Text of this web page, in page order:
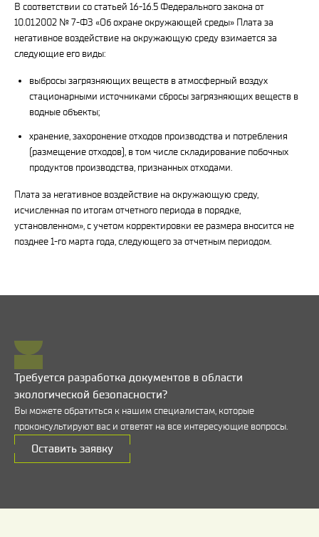
В соответствии со статьей 16-16.5 Федерального закона от
10.01.2002 № 7-ФЗ «Об охране окружающей среды» Плата за
негативное воздействие на окружающую среду взимается за
следующие его виды:
выбросы загрязняющих веществ в атмосферный воздух
стационарными источниками сбросы загрязняющих веществ в
водные объекты;
хранение, захоронение отходов производства и потребления
(размещение отходов), в том числе складирование побочных
продуктов производства, признанных отходами.
Плата за негативное воздействие на окружающую среду,
исчисленная по итогам отчетного периода в порядке,
установленном», с учетом корректировки ее размера вносится не
позднее 1-го марта года, следующего за отчетным периодом.
Требуется разработка документов в области
экологической безопасности?
Вы можете обратиться к нашим специалистам, которые
проконсультируют вас и ответят на все интересующие вопросы.
Оставить заявку